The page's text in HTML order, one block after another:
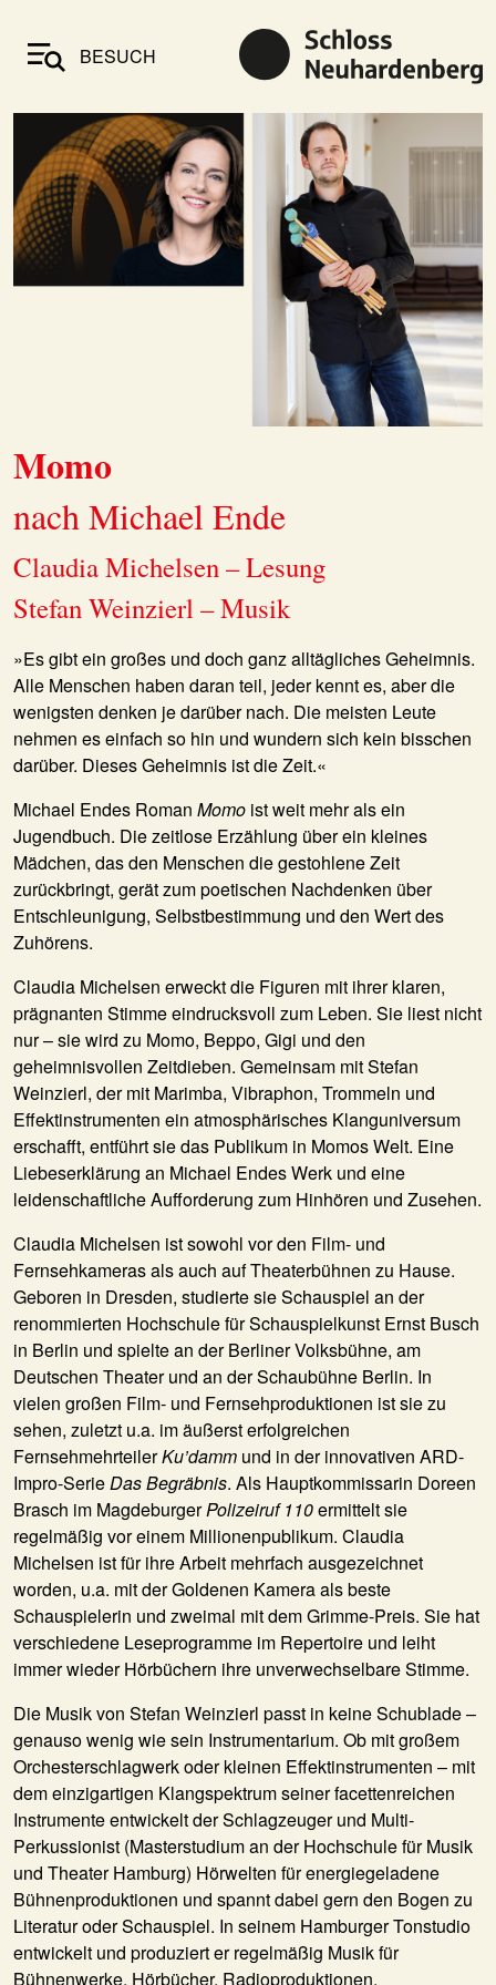
BESUCH
Momo
nach Michael Ende
Claudia Michelsen – Lesung
Stefan Weinzierl – Musik
»Es gibt ein großes und doch ganz alltägliches Geheimnis.
Alle Menschen haben daran teil, jeder kennt es, aber die
wenigsten denken je darüber nach. Die meisten Leute
nehmen es einfach so hin und wundern sich kein bisschen
darüber. Dieses Geheimnis ist die Zeit.«
Michael Endes Roman Momo ist weit mehr als ein
Jugendbuch. Die zeitlose Erzählung über ein kleines
Mädchen, das den Menschen die gestohlene Zeit
zurückbringt, gerät zum poetischen Nachdenken über
Entschleunigung, Selbstbestimmung und den Wert des
Zuhörens.
Claudia Michelsen erweckt die Figuren mit ihrer klaren,
prägnanten Stimme eindrucksvoll zum Leben. Sie liest nicht
nur – sie wird zu Momo, Beppo, Gigi und den
geheimnisvollen Zeitdieben. Gemeinsam mit Stefan
Weinzierl, der mit Marimba, Vibraphon, Trommeln und
Effektinstrumenten ein atmosphärisches Klanguniversum
erschafft, entführt sie das Publikum in Momos Welt. Eine
Liebeserklärung an Michael Endes Werk und eine
leidenschaftliche Aufforderung zum Hinhören und Zusehen.
Claudia Michelsen ist sowohl vor den Film- und
Fernsehkameras als auch auf Theaterbühnen zu Hause.
Geboren in Dresden, studierte sie Schauspiel an der
renommierten Hochschule für Schauspielkunst Ernst Busch
in Berlin und spielte an der Berliner Volksbühne, am
Deutschen Theater und an der Schaubühne Berlin. In
vielen großen Film- und Fernsehproduktionen ist sie zu
sehen, zuletzt u.a. im äußerst erfolgreichen
FernsehmehrteilerKu’damm und in der innovativen ARD-
Impro-SerieDas Begräbnis. Als Hauptkommissarin Doreen
Brasch im MagdeburgerPolizeiruf 110ermittelt sie
regelmäßig vor einem Millionenpublikum. Claudia
Michelsen ist für ihre Arbeit mehrfach ausgezeichnet
worden, u.a. mit der Goldenen Kamera als beste
Schauspielerin und zweimal mit dem Grimme-Preis. Sie hat
verschiedene Leseprogramme im Repertoire und leiht
immer wieder Hörbüchern ihre unverwechselbare Stimme.
Die Musik von Stefan Weinzierl passt in keine Schublade –
genauso wenig wie sein Instrumentarium. Ob mit großem
Orchesterschlagwerk oder kleinen Effektinstrumenten – mit
dem einzigartigen Klangspektrum seiner facettenreichen
Instrumente entwickelt der Schlagzeuger und Multi-
Perkussionist (Masterstudium an der Hochschule für Musik
und Theater Hamburg) Hörwelten für energiegeladene
Bühnenproduktionen und spannt dabei gern den Bogen zu
Literatur oder Schauspiel. In seinem Hamburger Tonstudio
entwickelt und produziert er regelmäßig Musik für
Bühnenwerke, Hörbücher, Radioproduktionen,